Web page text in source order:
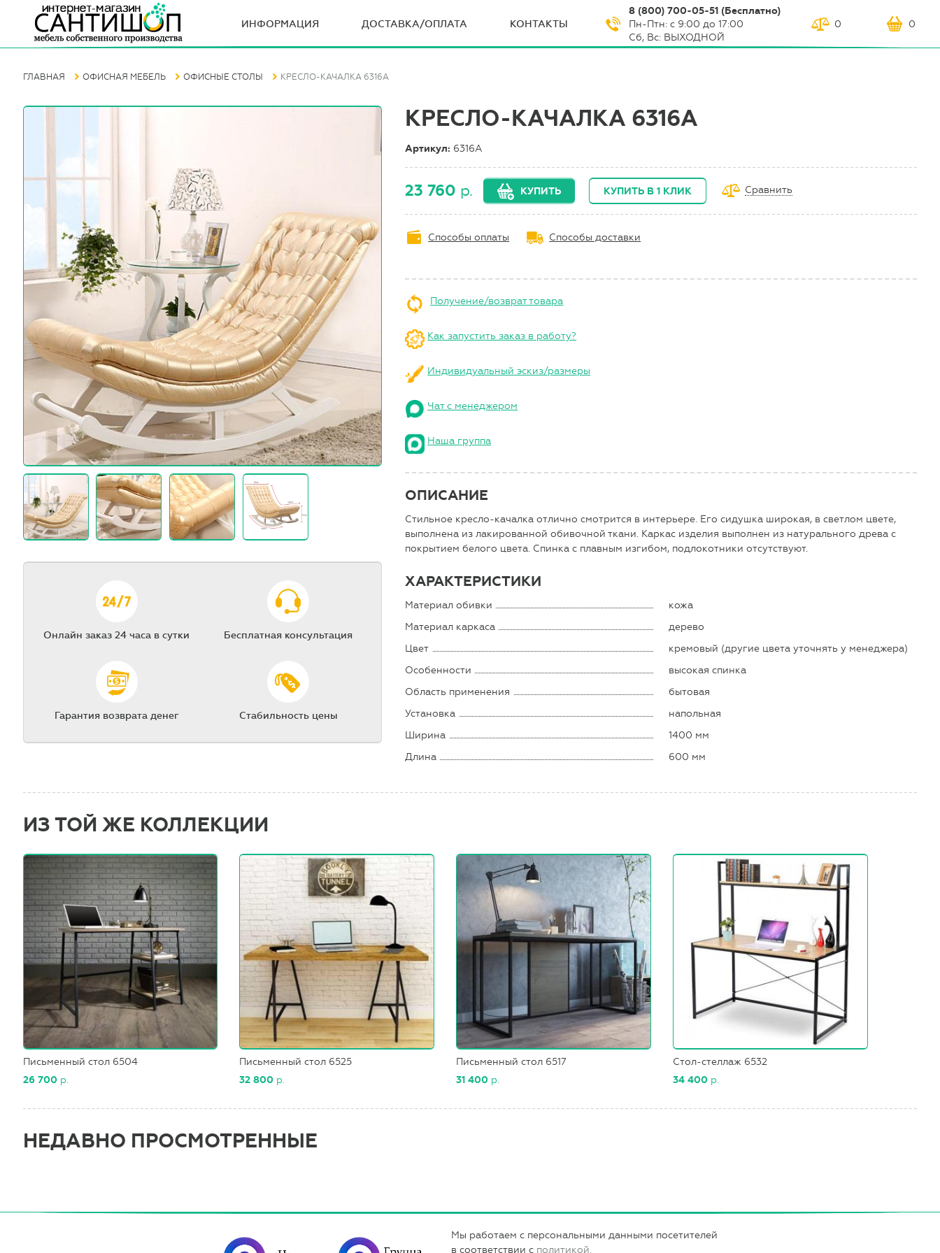
ИНФОРМАЦИЯ ДОСТАВКА/ОПЛАТА КОНТАКТЫ
8 (800) 700-05-51 (Бесплатно)
Пн-Птн: с 9:00 до 17:00
Сб, Вс: ВЫХОДНОЙ
0 0
ГЛАВНАЯ ОФИСНАЯ МЕБЕЛЬ ОФИСНЫЕ СТОЛЫ КРЕСЛО-КАЧАЛКА 6316A
Онлайн заказ 24 часа в сутки Бесплатная консультация
Гарантия возврата денег Стабильность цены
КРЕСЛО-КАЧАЛКА 6316A
Артикул: 6316A
23 760 р. КУПИТЬ КУПИТЬ В 1 КЛИК Сравнить
Способы оплаты Способы доставки
Получение/возврат товара
Как запустить заказ в работу?
Индивидуальный эскиз/размеры
Чат с менеджером
Наша группа
ОПИСАНИЕ
Стильное кресло-качалка отлично смотрится в интерьере. Его сидушка широкая, в светлом цвете,
выполнена из лакированной обивочной ткани. Каркас изделия выполнен из натурального древа с
покрытием белого цвета. Спинка с плавным изгибом, подлокотники отсутствуют.
ХАРАКТЕРИСТИКИ
Материал обивки
кожа
Материал каркаса
дерево
Цвет
кремовый (другие цвета уточнять у менеджера)
Особенности
высокая спинка
Область применения
бытовая
Установка
напольная
Ширина
1400 мм
Длина
600 мм
ИЗ ТОЙ ЖЕ КОЛЛЕКЦИИ
Письменный стол 6504
26 700 р.
Письменный стол 6525
32 800 р.
Письменный стол 6517
31 400 р.
Стол-стеллаж 6532
34 400 р.
НЕДАВНО ПРОСМОТРЕННЫЕ
Мы работаем с персональными данными посетителей
в соответствии с политикой.